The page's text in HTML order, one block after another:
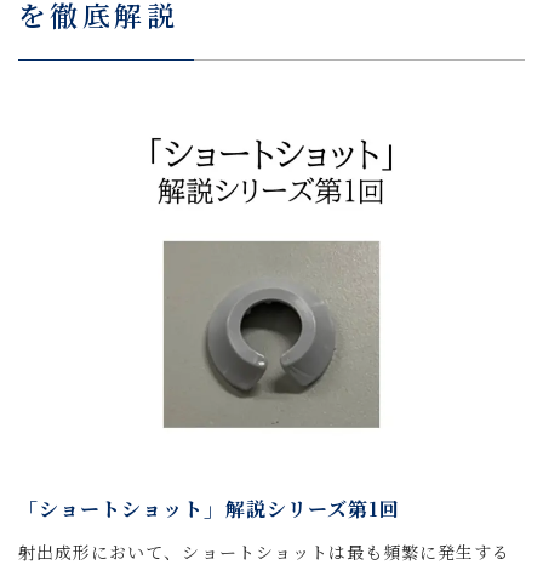
を徹底解説
「ショートショット」解説シリーズ第1回
射出成形において、ショートショットは最も頻繁に発生する